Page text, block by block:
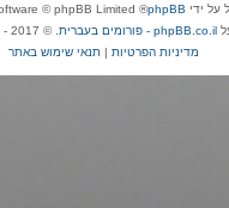
על ידי phpBB
® Forum Software © phpBB Limited
phpBB.co.il - פורומים בעברית
. © 2017 - phpBB.co.il.
מדיניות הפרטיות |תנאי שימוש באתר